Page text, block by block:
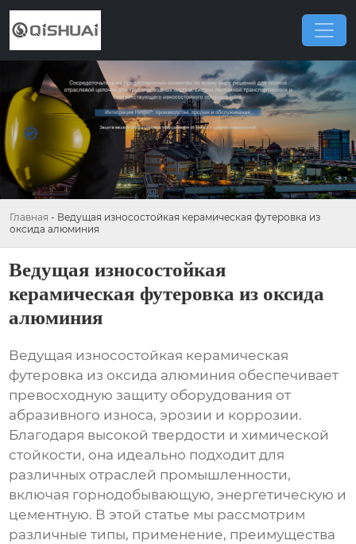
Главная - Ведущая износостойкая керамическая футеровка из
оксида алюминия
Ведущая износостойкая
керамическая футеровка из оксида
алюминия
Ведущая износостойкая керамическая
футеровка из оксида алюминия обеспечивает
превосходную защиту оборудования от
абразивного износа, эрозии и коррозии.
Благодаря высокой твердости и химической
стойкости, она идеально подходит для
различных отраслей промышленности,
включая горнодобывающую, энергетическую и
цементную. В этой статье мы рассмотрим
различные типы, применение, преимущества